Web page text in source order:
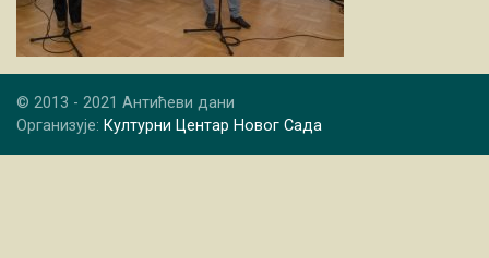
© 2013 - 2021 Антићеви дани
Организује: Културни Центар Новог Сада